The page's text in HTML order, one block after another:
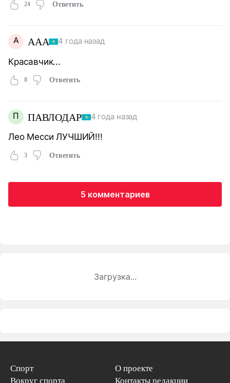
24 Ответить
A AAA 4 года назад
Красавчик...
8 Ответить
П ПАВЛОДАР 4 года назад
Лео Месси ЛУЧШИЙ!!!
3 Ответить
5 комментариев
Загрузка...
Спорт
Вокруг спорта
О проекте
Контакты редакции